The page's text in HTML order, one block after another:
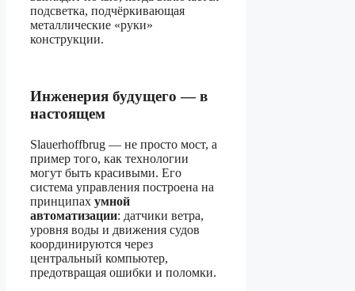
подсветка, подчёркивающая
металлические «руки»
конструкции.
Инженерия будущего — в
настоящем
Slauerhoffbrug — не просто мост, а
пример того, как технологии
могут быть красивыми. Его
система управления построена на
принципах умной
автоматизации: датчики ветра,
уровня воды и движения судов
координируются через
центральный компьютер,
предотвращая ошибки и поломки.